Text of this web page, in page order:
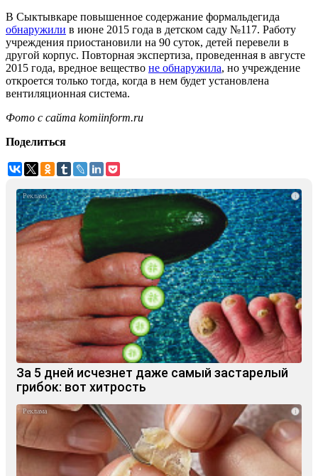
В Сыктывкаре повышенное содержание формальдегида
обнаружили в июне 2015 года в детском саду №117. Работу
учреждения приостановили на 90 суток, детей перевели в
другой корпус. Повторная экспертиза, проведенная в августе
2015 года, вредное вещество не обнаружила, но учреждение
откроется только тогда, когда в нем будет установлена
вентиляционная система.
Фото с сайта komiinform.ru
Поделиться
i
За 5 дней исчезнет даже самый застарелый
грибок: вот хитрость
i